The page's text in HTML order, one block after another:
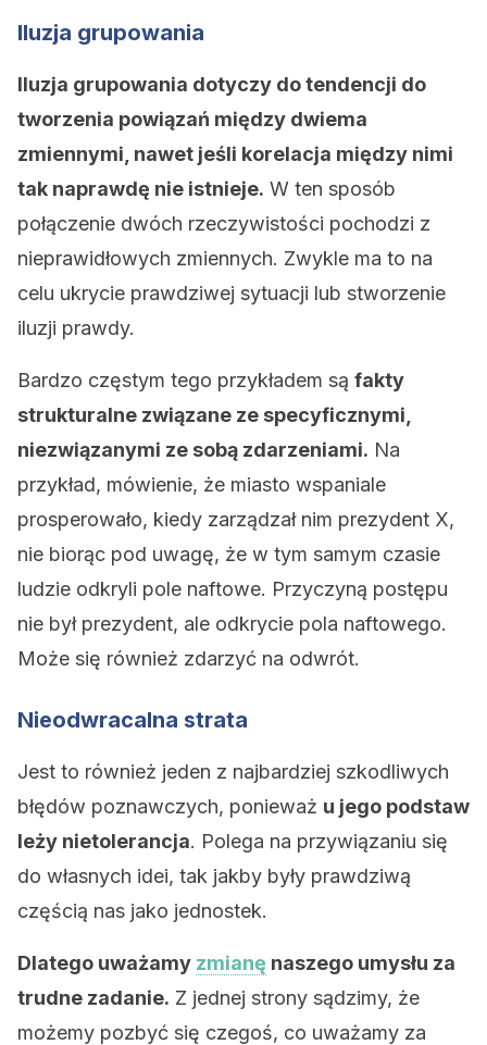
Iluzja grupowania
Iluzja grupowania dotyczy do tendencji do
tworzenia powiązań między dwiema
zmiennymi, nawet jeśli korelacja między nimi
tak naprawdę nie istnieje. W ten sposób
połączenie dwóch rzeczywistości pochodzi z
nieprawidłowych zmiennych. Zwykle ma to na
celu ukrycie prawdziwej sytuacji lub stworzenie
iluzji prawdy.
Bardzo częstym tego przykładem są fakty
strukturalne związane ze specyficznymi,
niezwiązanymi ze sobą zdarzeniami. Na
przykład, mówienie, że miasto wspaniale
prosperowało, kiedy zarządzał nim prezydent X,
nie biorąc pod uwagę, że w tym samym czasie
ludzie odkryli pole naftowe. Przyczyną postępu
nie był prezydent, ale odkrycie pola naftowego.
Może się również zdarzyć na odwrót.
Nieodwracalna strata
Jest to również jeden z najbardziej szkodliwych
błędów poznawczych, ponieważ u jego podstaw
leży nietolerancja. Polega na przywiązaniu się
do własnych idei, tak jakby były prawdziwą
częścią nas jako jednostek.
Dlatego uważamy zmianę naszego umysłu za
trudne zadanie. Z jednej strony sądzimy, że
możemy pozbyć się czegoś, co uważamy za